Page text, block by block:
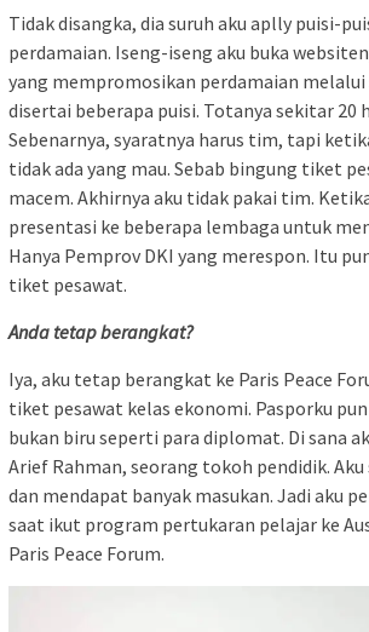
Tidak disangka, dia suruh aku aplly puisi-
perdamaian. Iseng-iseng aku buka
yang mempromosikan perdamaian melalui
disertai beberapa puisi. Totanya sekitar 20
Sebenarnya, syaratnya harus tim, tapi
tidak ada yang mau. Sebab bingung tiket
macem. Akhirnya aku tidak pakai tim.
presentasi ke beberapa lembaga untuk
Hanya Pemprov DKI yang merespon. Itu
tiket pesawat.
Anda tetap berangkat?
Iya, aku tetap berangkat ke Paris Peace
tiket pesawat kelas ekonomi. Pasporku
bukan biru seperti para diplomat. Di sana
Arief Rahman, seorang tokoh pendidik.
dan mendapat banyak masukan. Jadi aku
saat ikut program pertukaran pelajar ke
Paris Peace Forum.